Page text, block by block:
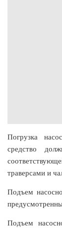
Погрузка
средство
траверсами и
Подъем
Подъем